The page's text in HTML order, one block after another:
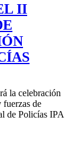
II
la celebración
de
de Policías IPA